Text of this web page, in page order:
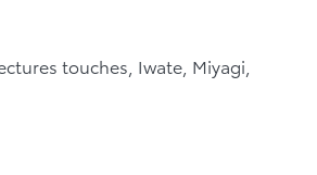
touches, Iwate, Miyagi,